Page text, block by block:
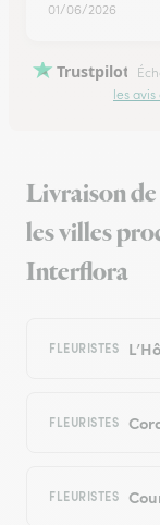
01/06/2026
Trustpilot
les
Livraison
les villes
Interflora
FLEURISTES
FLEURISTES
FLEURISTES